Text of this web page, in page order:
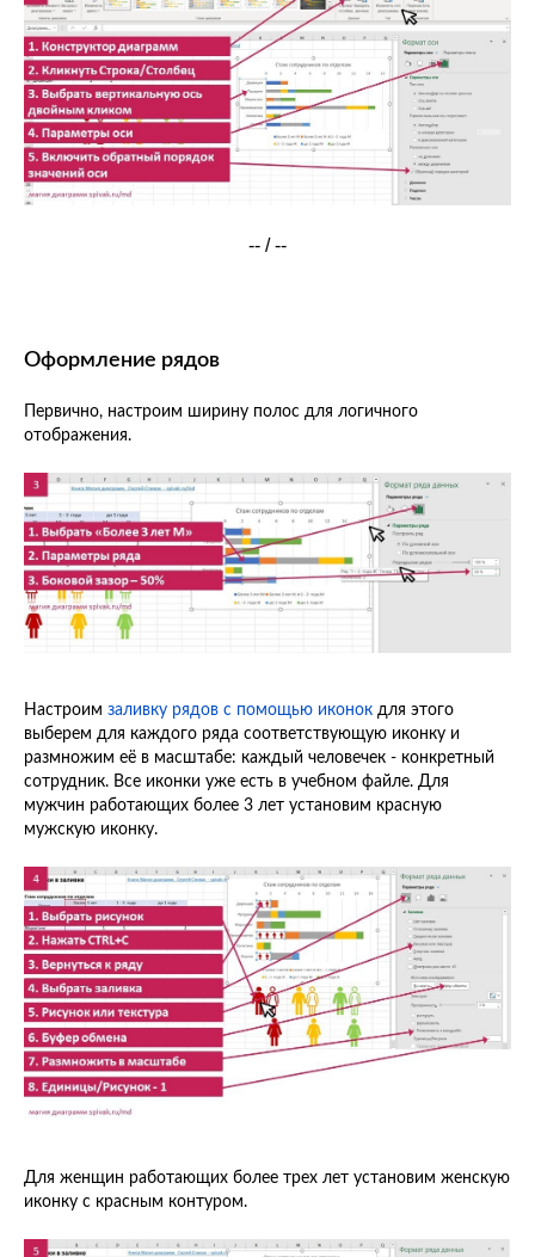
-- / --
Оформление рядов
Первично, настроим ширину полос для логичного
отображения.
Настроим заливку рядов с помощью иконок для этого
выберем для каждого ряда соответствующую иконку и
размножим её в масштабе: каждый человечек - конкретный
сотрудник. Все иконки уже есть в учебном файле. Для
мужчин работающих более 3 лет установим красную
мужскую иконку.
Для женщин работающих более трех лет установим женскую
иконку с красным контуром.